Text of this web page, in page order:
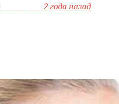
access_time2 года назад